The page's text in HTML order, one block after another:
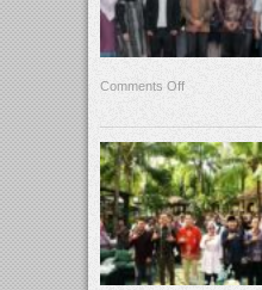
Comments Off